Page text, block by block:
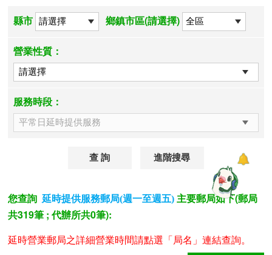
縣市 鄉鎮市區(請選擇)
營業性質：
服務時段：
進階搜尋
您查詢 延時提供服務郵局(週一至週五) 主要郵局如下(郵局
共319筆 ; 代辦所共0筆):
延時營業郵局之詳細營業時間請點選「局名」連結查詢。